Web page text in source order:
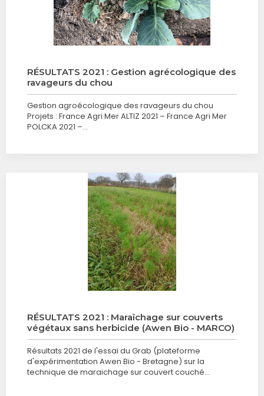
RÉSULTATS 2021 : Gestion agrécologique des
ravageurs du chou
Gestion agroécologique des ravageurs du chou
Projets : France Agri Mer ALTIZ 2021 – France Agri Mer
POLCKA 2021 –…
RÉSULTATS 2021 : Maraîchage sur couverts
végétaux sans herbicide (Awen Bio - MARCO)
Résultats 2021 de l'essai du Grab (plateforme
d'expérimentation Awen Bio - Bretagne) sur la
technique de maraichage sur couvert couché…